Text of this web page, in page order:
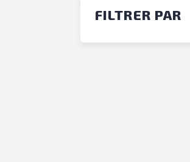
FILTRER PAR